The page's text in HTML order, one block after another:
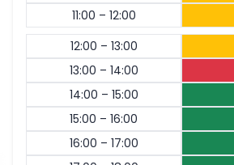
11:00 – 12:00
12:00 – 13:00
13:00 – 14:00
14:00 – 15:00
15:00 – 16:00
16:00 – 17:00